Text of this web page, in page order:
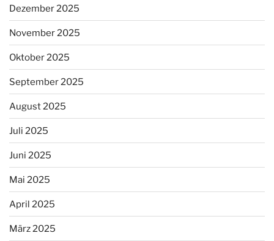
Dezember 2025
November 2025
Oktober 2025
September 2025
August 2025
Juli 2025
Juni 2025
Mai 2025
April 2025
März 2025